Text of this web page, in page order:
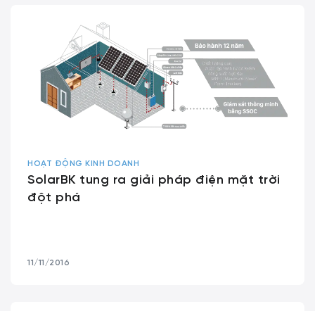
HOẠT ĐỘNG KINH DOANH
SolarBK tung ra giải pháp điện mặt trời
đột phá
11/11/2016